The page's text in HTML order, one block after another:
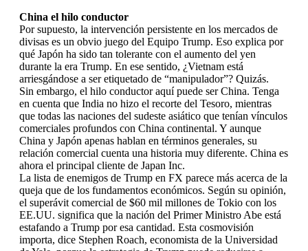
China el hilo conductor
Por supuesto, la intervención persistente en los mercados de
divisas es un obvio juego del Equipo Trump. Eso explica por
qué Japón ha sido tan tolerante con el aumento del yen
durante la era Trump. En ese sentido, ¿Vietnam está
arriesgándose a ser etiquetado de “manipulador”? Quizás.
Sin embargo, el hilo conductor aquí puede ser China. Tenga
en cuenta que India no hizo el recorte del Tesoro, mientras
que todas las naciones del sudeste asiático que tenían vínculos
comerciales profundos con China continental. Y aunque
China y Japón apenas hablan en términos generales, su
relación comercial cuenta una historia muy diferente. China es
ahora el principal cliente de Japan Inc.
La lista de enemigos de Trump en FX parece más acerca de la
queja que de los fundamentos económicos. Según su opinión,
el superávit comercial de $60 mil millones de Tokio con los
EE.UU. significa que la nación del Primer Ministro Abe está
estafando a Trump por esa cantidad. Esta cosmovisión
importa, dice Stephen Roach, economista de la Universidad